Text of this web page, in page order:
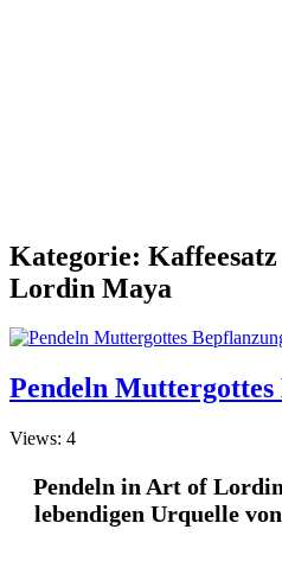
Kategorie:
Lordin Maya
Pendeln
Views: 4
Pendeln in Art of
lebendigen Urquelle